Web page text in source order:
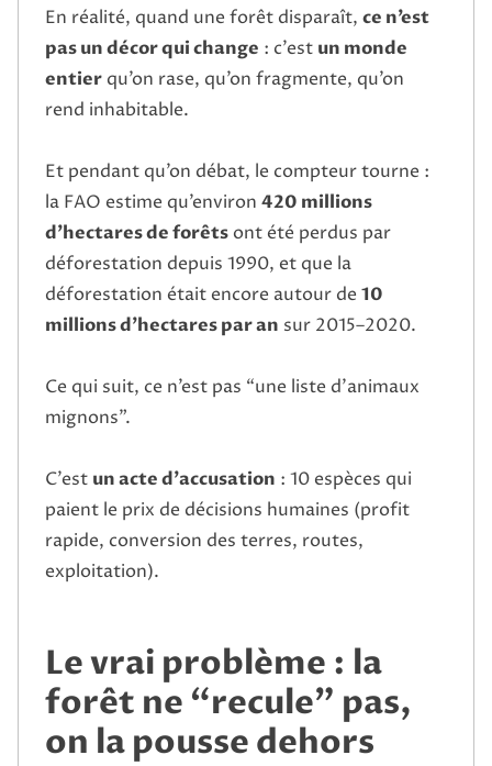
En réalité, quand une forêt disparaît, ce n’est
pas un décor qui change : c’est un monde
entier qu’on rase, qu’on fragmente, qu’on
rend inhabitable.
Et pendant qu’on débat, le compteur tourne :
la FAO estime qu’environ 420 millions
d’hectares de forêts ont été perdus par
déforestation depuis 1990, et que la
déforestation était encore autour de 10
millions d’hectares par an sur 2015–2020.
Ce qui suit, ce n’est pas “une liste d’animaux
mignons”.
C’est un acte d’accusation : 10 espèces qui
paient le prix de décisions humaines (profit
rapide, conversion des terres, routes,
exploitation).
Le vrai problème : la
forêt ne “recule” pas,
on la pousse dehors